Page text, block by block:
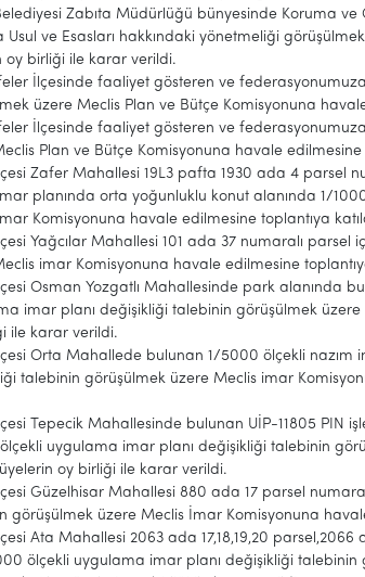
Zabıta Müdürlüğü bünyesinde Koruma
Usul ve Esasları hakkındaki yönetmeliği
oy birliği ile karar verildi.
İlçesinde faaliyet gösteren ve federasyonumuza
üzere Meclis Plan ve Bütçe Komisyonuna
İlçesinde faaliyet gösteren ve
Plan ve Bütçe Komisyonuna havale
Zafer Mahallesi 19L3 pafta 1930 ada 4 parsel
planında orta yoğunluklu konut alanında 1/
Komisyonuna havale edilmesine toplantıya
Yağcılar Mahallesi 101 ada 37 numaralı
imar Komisyonuna havale edilmesine
Osman Yozgatlı Mahallesinde park alanında
imar planı değişikliği talebinin görüşülmek
ile karar verildi.
Orta Mahallede bulunan 1/5000 ölçekli
talebinin görüşülmek üzere Meclis imar
Tepecik Mahallesinde bulunan UİP-11805 PIN
uygulama imar planı değişikliği talebinin
oy birliği ile karar verildi.
Güzelhisar Mahallesi 880 ada 17 parsel
görüşülmek üzere Meclis İmar Komisyonuna
Ata Mahallesi 2063 ada 17,18,19,20 parsel,2066
ölçekli uygulama imar planı değişikliği